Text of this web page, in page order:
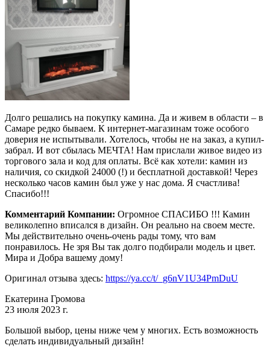
Долго решались на покупку камина. Да и живем в области – в
Самаре редко бываем. К интернет-магазинам тоже особого
доверия не испытывали. Хотелось, чтобы не на заказ, а купил-
забрал. И вот сбылась МЕЧТА! Нам прислали живое видео из
торгового зала и код для оплаты. Всё как хотели: камин из
наличия, со скидкой 24000 (!) и бесплатной доставкой! Через
несколько часов камин был уже у нас дома. Я счастлива!
Спасибо!!!
Комментарий Компании: Огромное СПАСИБО !!! Камин
великолепно вписался в дизайн. Он реально на своем месте.
Мы действительно очень-очень рады тому, что вам
понравилось. Не зря Вы так долго подбирали модель и цвет.
Мира и Добра вашему дому!
Оригинал отзыва здесь: https://ya.cc/t/_g6nV1U34PmDuU
Екатерина Громова
23 июля 2023 г.
Большой выбор, цены ниже чем у многих. Есть возможность
сделать индивидуальный дизайн!